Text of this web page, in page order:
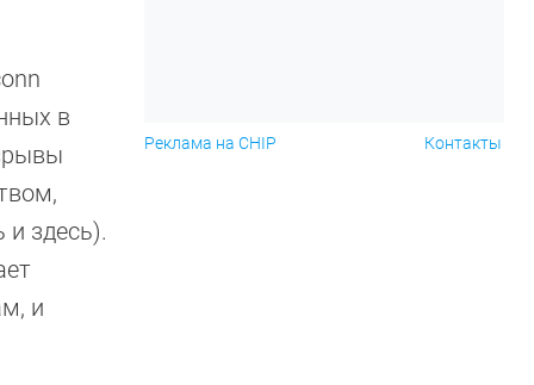
в
здесь).
и
Реклама на CHIP Контакты